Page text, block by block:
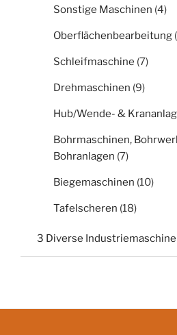
Sonstige Maschinen (4)
Oberflächenbearbeitung
Schleifmaschine (7)
Drehmaschinen (9)
Hub/Wende- &
Bohrmaschinen,
Bohranlagen (7)
Biegemaschinen (10)
Tafelscheren (18)
3 Diverse